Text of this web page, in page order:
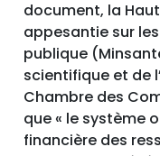
document, la
appesantie sur
publique
scientifique et de
Chambre des
que « le système
financière des